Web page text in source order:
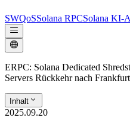
SWQoSSolana RPCSolana KI-
ERPC: Solana Dedicated
Servers Rückkehr nach
Inhalt
2025.09.20